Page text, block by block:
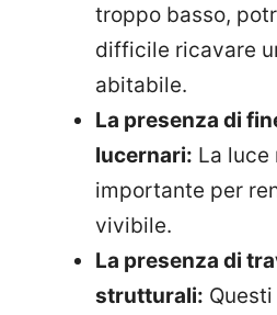
troppo basso,
difficile ricavare
abitabile.
La presenza di
lucernari: La luce
importante per
vivibile.
La presenza di
strutturali: